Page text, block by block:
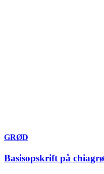
GRØD
Basisopskrift på